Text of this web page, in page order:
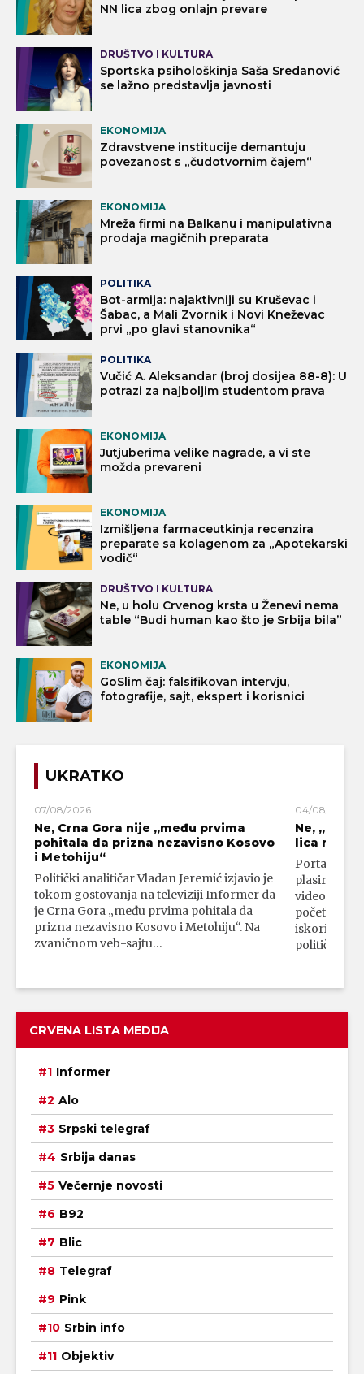
NN lica zbog onlajn prevare
DRUŠTVO I KULTURA
Sportska psihološkinja Saša Sredanović
se lažno predstavlja javnosti
EKONOMIJA
Zdravstvene institucije demantuju
povezanost s „čudotvornim čajem“
EKONOMIJA
Mreža firmi na Balkanu i manipulativna
prodaja magičnih preparata
POLITIKA
Bot-armija: najaktivniji su Kruševac i
Šabac, a Mali Zvornik i Novi Kneževac
prvi „po glavi stanovnika“
POLITIKA
Vučić A. Aleksandar (broj dosijea 88-8): U
potrazi za najboljim studentom prava
EKONOMIJA
Jutjuberima velike nagrade, a vi ste
možda prevareni
EKONOMIJA
Izmišljena farmaceutkinja recenzira
preparate sa kolagenom za „Apotekarski
vodič“
DRUŠTVO I KULTURA
Ne, u holu Crvenog krsta u Ženevi nema
table “Budi human kao što je Srbija bila”
EKONOMIJA
GoSlim čaj: falsifikovan intervju,
fotografije, sajt, ekspert i korisnici
UKRATKO
07/08/2026
Ne, Crna Gora nije „među prvima
pohitala da prizna nezavisno Kosovo
i Metohiju“
Politički analitičar Vladan Jeremić izjavio je
tokom gostovanja na televiziji Informer da
je Crna Gora „među prvima pohitala da
prizna nezavisno Kosovo i Metohiju“. Na
zvaničnom veb-sajtu…
04/08/2026
Ne,
lica
Portal 24
plasirali su
video-
početka
iskorišćava
političkim
CRVENA LISTA MEDIJA
Informer
Alo
Srpski telegraf
Srbija danas
Večernje novosti
B92
Blic
Telegraf
Pink
Srbin info
Objektiv